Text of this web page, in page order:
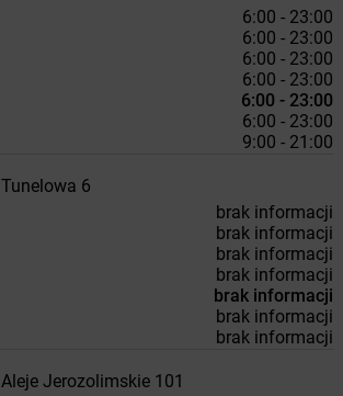
6:00 - 23:00
6:00 - 23:00
6:00 - 23:00
6:00 - 23:00
6:00 - 23:00
6:00 - 23:00
9:00 - 21:00
Tunelowa 6
brak informacji
brak informacji
brak informacji
brak informacji
brak informacji
brak informacji
brak informacji
Aleje Jerozolimskie 101